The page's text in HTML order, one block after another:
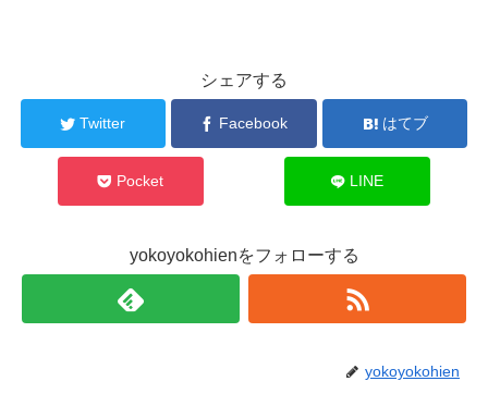
シェアする
Twitter Facebook はてブ
Pocket LINE
yokoyokohienをフォローする
yokoyokohien